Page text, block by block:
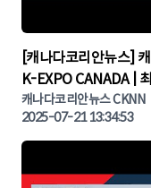
▶
[캐나다코리안뉴스]
K-EXPO CANADA | 최
나다뉴스 | 토론토뉴스
캐나다코리안뉴스 CKNN
2025-07-21 13:34:53